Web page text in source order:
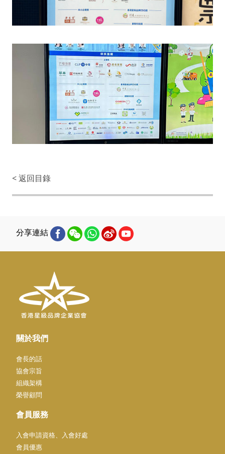
< 返回目錄
分享連結
關於我們
會長的話
協會宗旨
組織架構
榮譽顧問
會員服務
入會申請資格、入會好處
會員優惠